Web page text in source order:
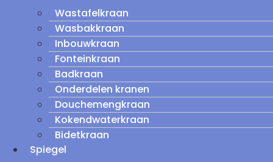
Wastafelkraan
Wasbakkraan
Inbouwkraan
Fonteinkraan
Badkraan
Onderdelen kranen
Douchemengkraan
Kokendwaterkraan
Bidetkraan
Spiegel